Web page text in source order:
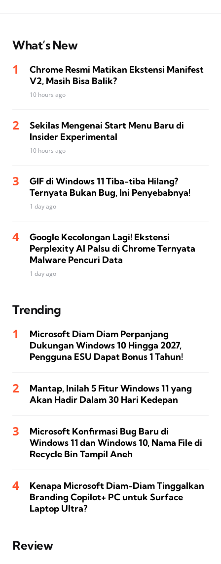
What’s New
Chrome Resmi Matikan Ekstensi Manifest
V2, Masih Bisa Balik?
10 hours ago
Sekilas Mengenai Start Menu Baru di
Insider Experimental
10 hours ago
GIF di Windows 11 Tiba-tiba Hilang?
Ternyata Bukan Bug, Ini Penyebabnya!
1 day ago
Google Kecolongan Lagi! Ekstensi
Perplexity AI Palsu di Chrome Ternyata
Malware Pencuri Data
1 day ago
Trending
Microsoft Diam Diam Perpanjang
Dukungan Windows 10 Hingga 2027,
Pengguna ESU Dapat Bonus 1 Tahun!
Mantap, Inilah 5 Fitur Windows 11 yang
Akan Hadir Dalam 30 Hari Kedepan
Microsoft Konfirmasi Bug Baru di
Windows 11 dan Windows 10, Nama File di
Recycle Bin Tampil Aneh
Kenapa Microsoft Diam-Diam Tinggalkan
Branding Copilot+ PC untuk Surface
Laptop Ultra?
Review